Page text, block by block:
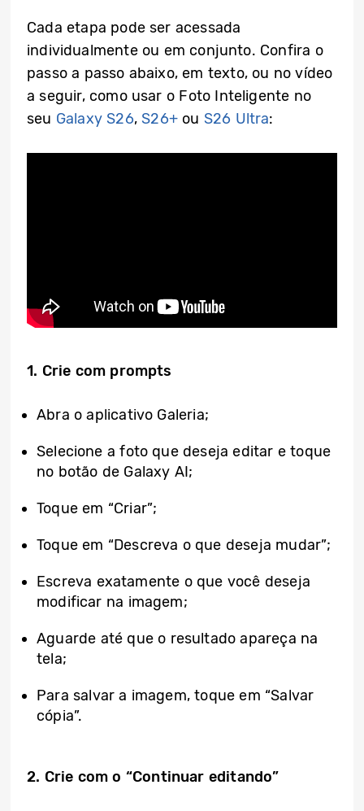
Cada etapa pode ser acessada
individualmente ou em conjunto. Confira o
passo a passo abaixo, em texto, ou no vídeo
a seguir, como usar o Foto Inteligente no
seu Galaxy S26, S26+ou S26 Ultra:
1. Crie com prompts
Abra o aplicativo Galeria;
Selecione a foto que deseja editar e toque
no botão de Galaxy AI;
Toque em “Criar”;
Toque em “Descreva o que deseja mudar”;
Escreva exatamente o que você deseja
modificar na imagem;
Aguarde até que o resultado apareça na
tela;
Para salvar a imagem, toque em “Salvar
cópia”.
2. Crie com o “Continuar editando”